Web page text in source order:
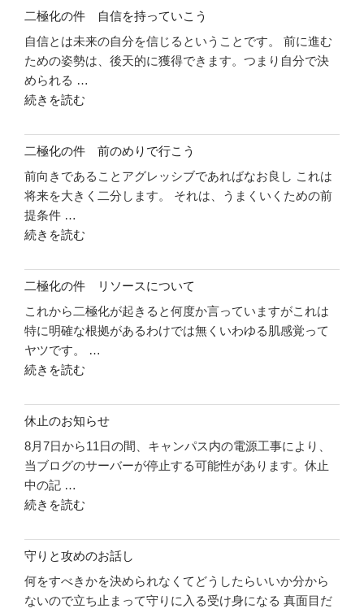
二極化の件 自信を持っていこう
自信とは未来の自分を信じるということです。 前に進む
ための姿勢は、後天的に獲得できます。つまり自分で決
められる …
"二
化
の
件
自
信
を
っ
て
い
こ
う"
の
続きを読む
二極化の件 前のめりで行こう
前向きであることアグレッシブであればなお良し これは
将来を大きく二分します。 それは、うまくいくための前
提条件 …
"二
化
の
件
前
の
め
で
行
こ
う"
の
続きを読む
二極化の件 リソースについて
これから二極化が起きると何度か言っていますがこれは
特に明確な根拠があるわけでは無くいわゆる肌感覚って
ヤツです。 …
"二
化
の
件
リ
ソ
ー
に
つ
い
て"
続きを読む
休止のお知らせ
8月7日から11日の間、キャンパス内の電源工事により、
当ブログのサーバーが停止する可能性があります。休止
中の記 …
"休
の
お
知
ら
続きを読む
守りと攻めのお話し
何をすべきかを決められなくてどうしたらいいか分から
ないので立ち止まって守りに入る受け身になる 真面目だ